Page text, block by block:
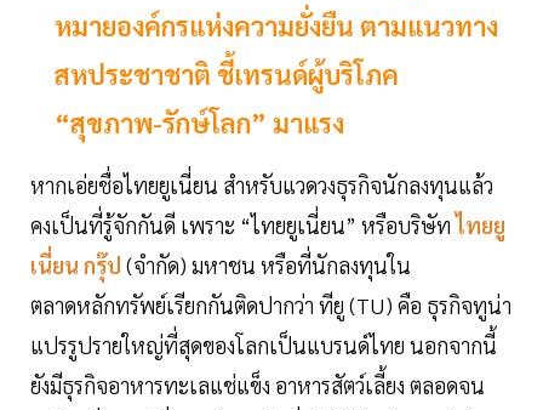
หมายองค์กรแห่งความยั่งยืน ตามแนวทาง
สหประชาชาติ ชี้เทรนด์ผู้บริโภค
“สุขภาพ-รักษ์โลก” มาแรง
หากเอ่ยชื่อไทยยูเนี่ยน สำหรับแวดวงธุรกิจนักลงทุนแล้ว
คงเป็นที่รู้จักกันดี เพราะ “ไทยยูเนี่ยน” หรือบริษัทไทยยู
เนี่ยน กรุ๊ป (จำกัด) มหาชน หรือที่นักลงทุนใน
ตลาดหลักทรัพย์เรียกกันติดปากว่า ทียู (TU) คือ ธุรกิจทูน่า
แปรรูปรายใหญ่ที่สุดของโลกเป็นแบรนด์ไทย นอกจากนี้
ยังมีธุรกิจอาหารทะเลแช่แข็ง อาหารสัตว์เลี้ยง ตลอดจน